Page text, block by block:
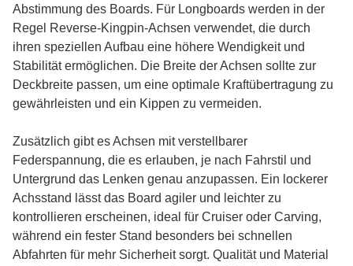
Abstimmung des Boards. Für Longboards werden in der
Regel Reverse-Kingpin-Achsen verwendet, die durch
ihren speziellen Aufbau eine höhere Wendigkeit und
Stabilität ermöglichen. Die Breite der Achsen sollte zur
Deckbreite passen, um eine optimale Kraftübertragung zu
gewährleisten und ein Kippen zu vermeiden.
Zusätzlich gibt es Achsen mit verstellbarer
Federspannung, die es erlauben, je nach Fahrstil und
Untergrund das Lenken genau anzupassen. Ein lockerer
Achsstand lässt das Board agiler und leichter zu
kontrollieren erscheinen, ideal für Cruiser oder Carving,
während ein fester Stand besonders bei schnellen
Abfahrten für mehr Sicherheit sorgt. Qualität und Material